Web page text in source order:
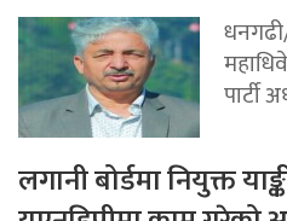
पार्टी
लगानी बोर्डमा नियुक्त